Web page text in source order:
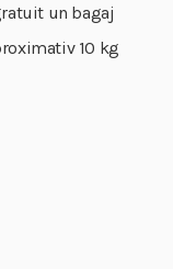
un bagaj
10 kg